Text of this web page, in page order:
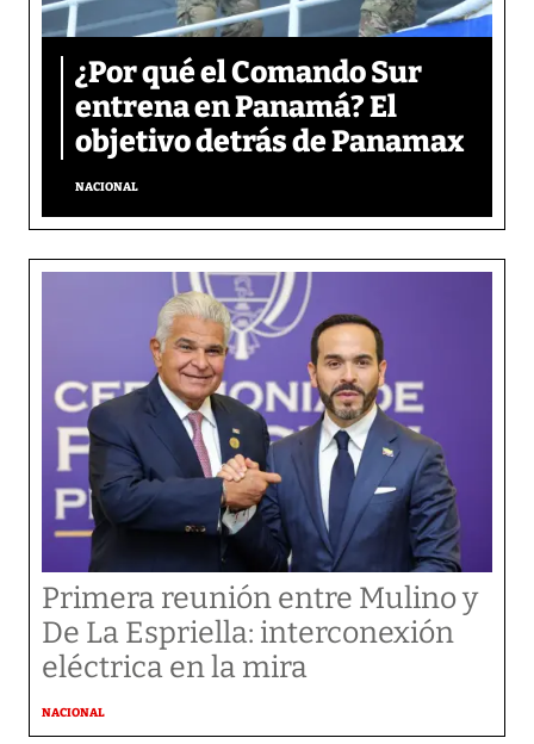
¿Por qué el Comando Sur
entrena en Panamá? El
objetivo detrás de Panamax
NACIONAL
Primera reunión entre Mulino y
De La Espriella: interconexión
eléctrica en la mira
NACIONAL